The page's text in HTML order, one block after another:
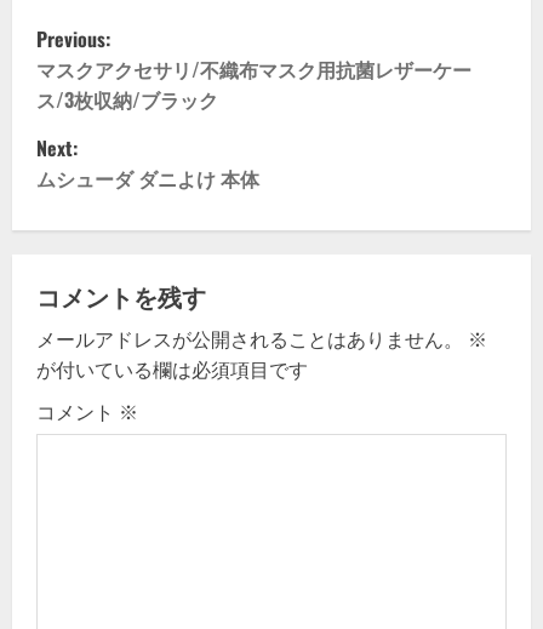
P
o
s
t
n
a
v
i
g
Previous:
マスクアクセサリ/不織布マスク用抗菌レザーケー
ス/3枚収納/ブラック
Next:
ムシューダ ダニよけ 本体
コメントを残す
メールアドレスが公開されることはありません。
※
が付いている欄は必須項目です
コメント ※